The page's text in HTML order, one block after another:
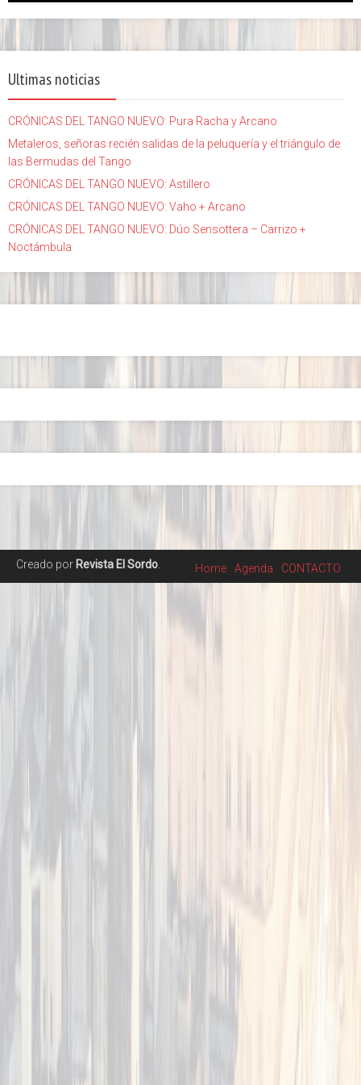
Ultimas noticias
CRÓNICAS DEL TANGO NUEVO: Pura Racha y Arcano
Metaleros, señoras recién salidas de la peluquería y el triángulo de
las Bermudas del Tango
CRÓNICAS DEL TANGO NUEVO: Astillero
CRÓNICAS DEL TANGO NUEVO: Vaho + Arcano
CRÓNICAS DEL TANGO NUEVO: Dúo Sensottera – Carrizo +
Noctámbula
Creado por Revista El Sordo Home Agenda CONTACTO